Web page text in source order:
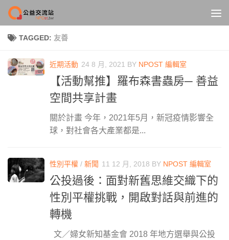
Skip to content
TAGGED: 友善
近期活動 24 8 月, 2021 BY NPOST 編輯室
【活動幫推】羅布森書蟲房─ 善益
空間共享計畫
關於計畫 今年，2021年5月，新冠疫情影響全
球，對社會各大產業都是...
性別平權 / 新聞 11 12 月, 2018 BY NPOST 編輯室
公投過後：面對新舊思維交織下的
性別平權挑戰，開啟對話與前進的
轉機
文／婦女新知基金會 2018 年地方選舉與公投